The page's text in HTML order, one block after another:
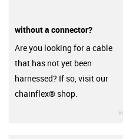
without a connector?
Are you looking for a cable
that has not yet been
harnessed? If so, visit our
chainflex® shop.